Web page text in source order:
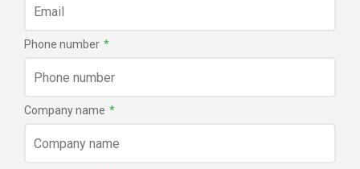
Phone number *
Company name *